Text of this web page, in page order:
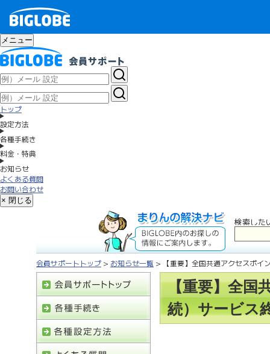
メニュー
トップ
設定方法
各種手続き
料金・特典
お知らせ
よくある質問
お問い合わせ
× 閉じる
検索した
会員サポートトップ > お知らせ一覧 > 【重要】全国共通アクセスポイ
【重要】全国
続）サービス